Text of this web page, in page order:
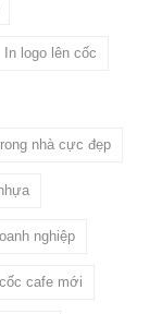
In logo lên cốc
nhà cực đẹp
nghiệp
cafe mới